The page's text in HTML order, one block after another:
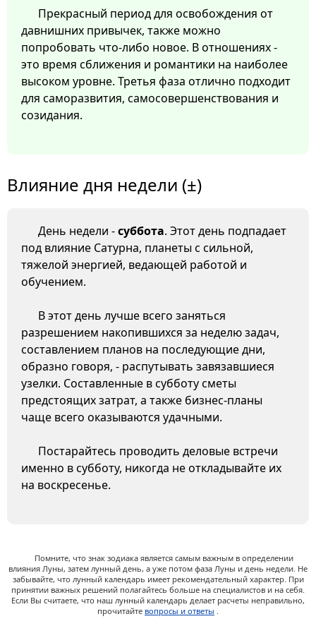
Прекрасный период для освобождения от
давнишних привычек, также можно
попробовать что-либо новое. В отношениях -
это время сближения и романтики на наиболее
высоком уровне. Третья фаза отлично подходит
для саморазвития, самосовершенствования и
созидания.
Влияние дня недели (±)
День недели -суббота. Этот день подпадает
под влияние Сатурна, планеты с сильной,
тяжелой энергией, ведающей работой и
обучением.
В этот день лучше всего заняться
разрешением накопившихся за неделю задач,
составлением планов на последующие дни,
образно говоря, - распутывать завязавшиеся
узелки. Составленные в субботу сметы
предстоящих затрат, а также бизнес-планы
чаще всего оказываются удачными.
Постарайтесь проводить деловые встречи
именно в субботу, никогда не откладывайте их
на воскресенье.
Помните, что знак зодиака является самым важным в определении
влияния Луны, затем лунный день, а уже потом фаза Луны и день недели. Не
забывайте, что лунный календарь имеет рекомендательный характер. При
принятии важных решений полагайтесь больше на специалистов и на себя.
Если Вы считаете, что наш лунный календарь делает расчеты неправильно,
прочитайте вопросы и ответы .